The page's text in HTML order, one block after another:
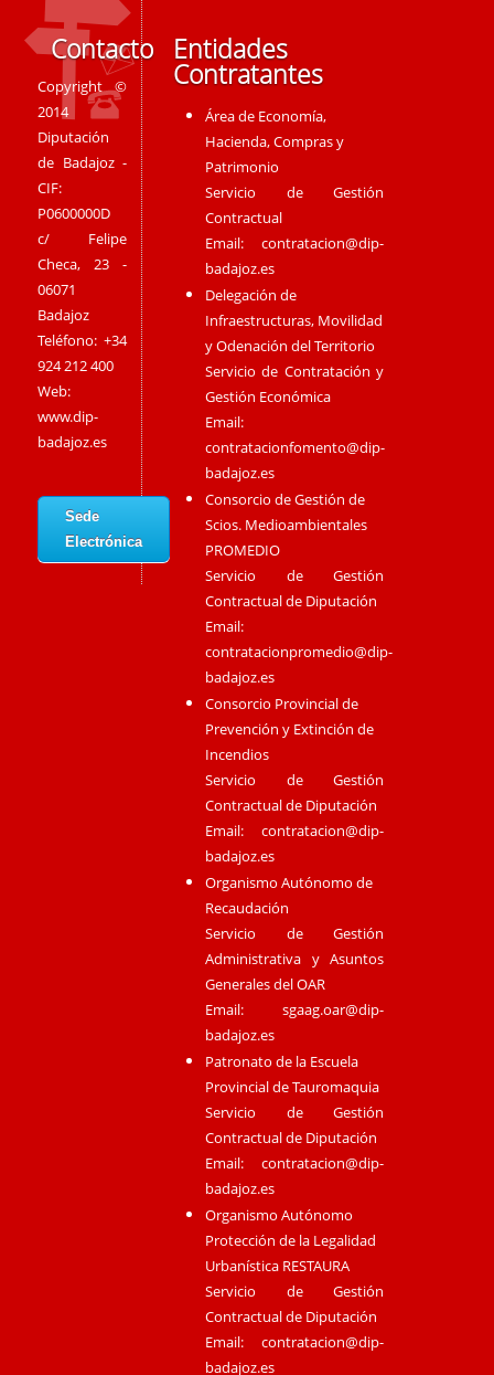
Contacto
Copyright ©
2014
Diputación
de Badajoz -
CIF:
P0600000D
c/ Felipe
Checa, 23 -
06071
Badajoz
Teléfono: +34
924 212 400
Web:
www.dip-
badajoz.es
Sede
Electrónica
Entidades
Contratantes
Área de Economía,
Hacienda, Compras y
Patrimonio
Servicio de Gestión
Contractual
Email:contratacion@dip-
badajoz.es
Delegación de
Infraestructuras, Movilidad
y Odenación del Territorio
Servicio de Contratación y
Gestión Económica
Email:
contratacionfomento@dip-
badajoz.es
Consorcio de Gestión de
Scios. Medioambientales
PROMEDIO
Servicio de Gestión
Contractual de Diputación
Email:
contratacionpromedio@dip-
badajoz.es
Consorcio Provincial de
Prevención y Extinción de
Incendios
Servicio de Gestión
Contractual de Diputación
Email:contratacion@dip-
badajoz.es
Organismo Autónomo de
Recaudación
Servicio de Gestión
Administrativa y Asuntos
Generales del OAR
Email:sgaag.oar@dip-
badajoz.es
Patronato de la Escuela
Provincial de Tauromaquia
Servicio de Gestión
Contractual de Diputación
Email:contratacion@dip-
badajoz.es
Organismo Autónomo
Protección de la Legalidad
Urbanística RESTAURA
Servicio de Gestión
Contractual de Diputación
Email:contratacion@dip-
badajoz.es